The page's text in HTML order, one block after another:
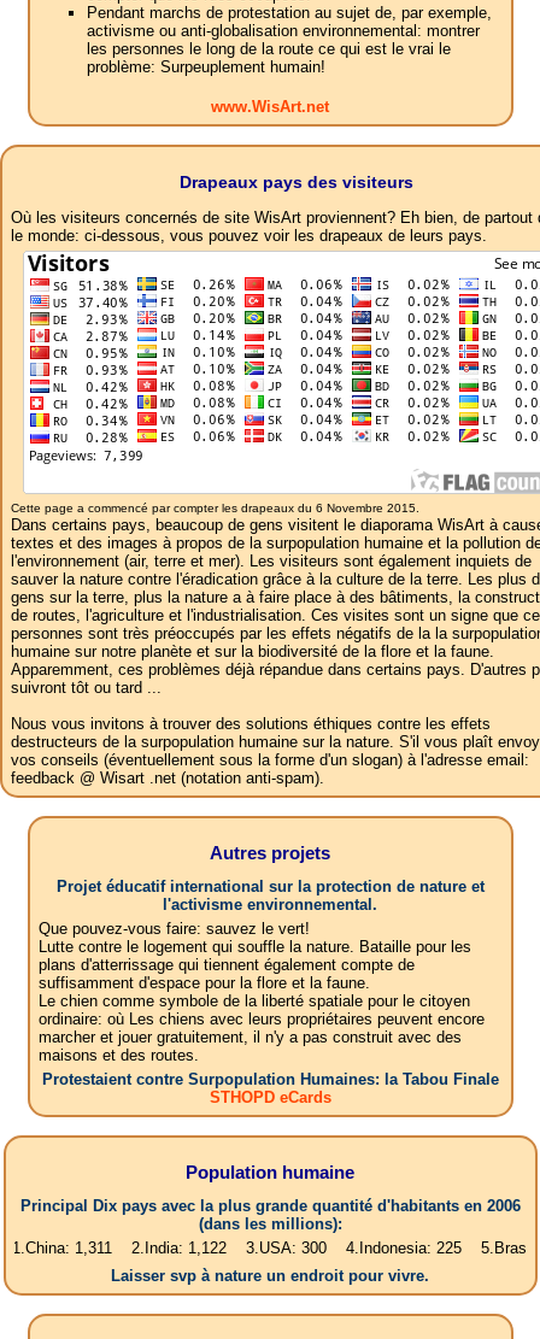
Pendant marchs de protestation au sujet de, par exemple,
activisme ou anti-globalisation environnemental: montrer
les personnes le long de la route ce qui est le vrai le
problème: Surpeuplement humain!
www.WisArt.net
Drapeaux pays des visiteurs
Où les visiteurs concernés de site WisArt proviennent? Eh bien, de partout
le monde: ci-dessous, vous pouvez voir les drapeaux de leurs pays.
Cette page a commencé par compter les drapeaux du 6 Novembre 2015.
Dans certains pays, beaucoup de gens visitent le diaporama WisArt à
textes et des images à propos de la surpopulation humaine et la pollution
l'environnement (air, terre et mer). Les visiteurs sont également inquiets de
sauver la nature contre l'éradication grâce à la culture de la terre. Les plus
gens sur la terre, plus la nature a à faire place à des bâtiments, la
de routes, l'agriculture et l'industrialisation. Ces visites sont un signe que
personnes sont très préoccupés par les effets négatifs de la la
humaine sur notre planète et sur la biodiversité de la flore et la faune.
Apparemment, ces problèmes déjà répandue dans certains pays. D'autres
suivront tôt ou tard ...
Nous vous invitons à trouver des solutions éthiques contre les effets
destructeurs de la surpopulation humaine sur la nature. S'il vous plaît
vos conseils (éventuellement sous la forme d'un slogan) à l'adresse email:
feedback @ Wisart .net (notation anti-spam).
Autres projets
Projet éducatif international sur la protection de nature et
l'activisme environnemental.
Que pouvez-vous faire: sauvez le vert!
Lutte contre le logement qui souffle la nature. Bataille pour les
plans d'atterrissage qui tiennent également compte de
suffisamment d'espace pour la flore et la faune.
Le chien comme symbole de la liberté spatiale pour le citoyen
ordinaire: où Les chiens avec leurs propriétaires peuvent encore
marcher et jouer gratuitement, il n'y a pas construit avec des
maisons et des routes.
Protestaient contre Surpopulation Humaines: la Tabou Finale
STHOPD eCards
Population humaine
Principal Dix pays avec la plus grande quantité d'habitants en 2006
(dans les millions):
1,311 2.India: 1,122 3.USA: 300 4.Indonesia: 225 5.Brasil: 187
Laisser svp à nature un endroit pour vivre.